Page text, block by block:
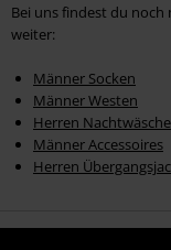
Bei uns findest du
weiter:
Männer Socken
Männer Westen
Herren Nachtwäsche
Männer Accessoires
Herren